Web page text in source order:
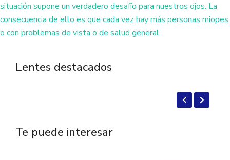
situación supone un verdadero desafío para nuestros ojos. La
consecuencia de ello es que cada vez hay más personas miopes
o con problemas de vista o de salud general.
Lentes destacados
Te puede interesar